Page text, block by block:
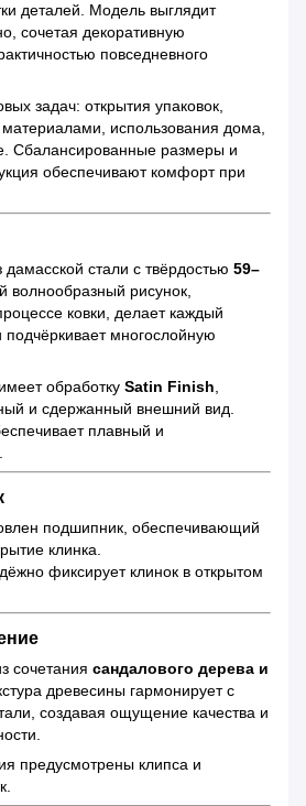
деталей. Модель выглядит
сочетая декоративную
повседневного
задач: открытия упаковок,
использования дома,
Сбалансированные размеры и
обеспечивают комфорт при
дамасской стали с твёрдостью 59–
волнообразный рисунок,
ковки, делает каждый
подчёркивает многослойную
обработку Satin Finish
и сдержанный внешний вид.
плавный и
подшипник, обеспечивающий
клинка.
фиксирует клинок в открытом
сочетания сандалового дерева и
древесины гармонирует с
создавая ощущение качества и
предусмотрены клипса и